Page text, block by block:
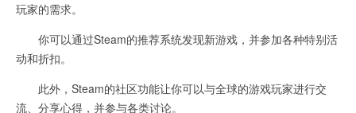
玩家的需求。
你可以通过Steam的推荐系统发现新游戏，并参加各种特别活
动和折扣。
此外，Steam的社区功能让你可以与全球的游戏玩家进行交
流、分享心得，并参与各类讨论。